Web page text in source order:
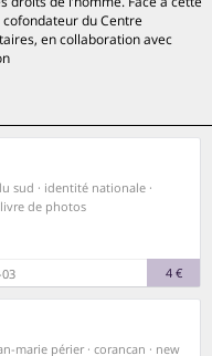
du Centre
en collaboration avec
sud · identité nationale ·
de photos
4 €
marie périer · corancan · new